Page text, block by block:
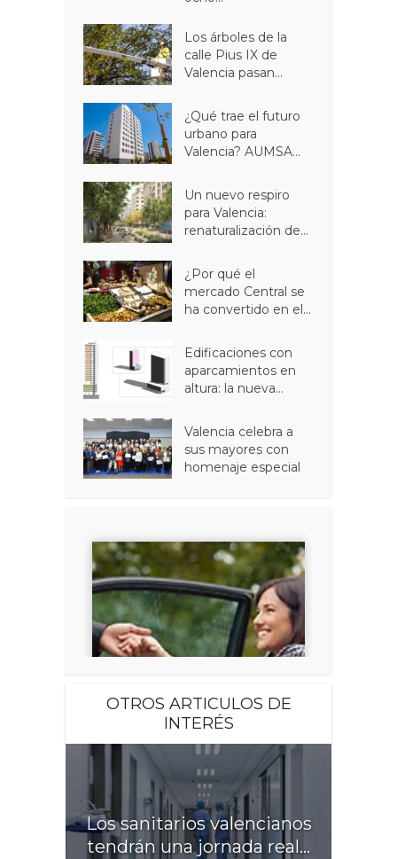
Los árboles de la
calle Pius IX de
Valencia pasan...
¿Qué trae el futuro
urbano para
Valencia? AUMSA...
Un nuevo respiro
para Valencia:
renaturalización de...
¿Por qué el
mercado Central se
ha convertido en el...
Edificaciones con
aparcamientos en
altura: la nueva...
Valencia celebra a
sus mayores con
homenaje especial
OTROS ARTICULOS DE
INTERÉS
Los sanitarios valencianos
tendrán una jornada real...